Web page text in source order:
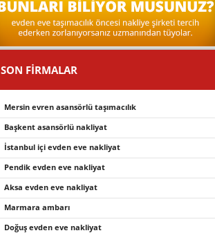
SON FİRMALAR
mersi̇n evren asansörlü taşimacilik
başkent asansörlü nakliyat
i̇stanbul i̇çi̇ evden eve nakli̇yat
pendi̇k evden eve nakli̇yat
aksa evden eve nakliyat
marmara ambarı
doğuş evden eve nakliyat